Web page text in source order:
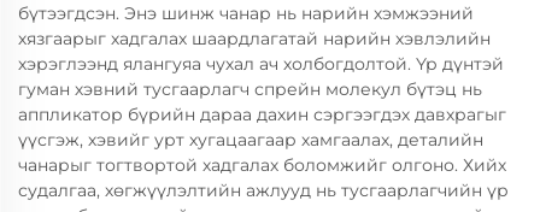
бүтээгдсэн. Энэ шинж чанар нь нарийн хэмжээний
хязгаарыг хадгалах шаардлагатай нарийн хэвлэлийн
хэрэглээнд ялангуяа чухал ач холбогдолтой. Үр дүнтэй
гуман хэвний тусгаарлагч спрейн молекул бүтэц нь
аппликатор бүрийн дараа дахин сэргээгдэх давхрагыг
үүсгэж, хэвийг урт хугацаагаар хамгаалах, деталийн
чанарыг тогтвортой хадгалах боломжийг олгоно. Хийх
судалгаа, хөгжүүлэлтийн ажлууд нь тусгаарлагчийн үр